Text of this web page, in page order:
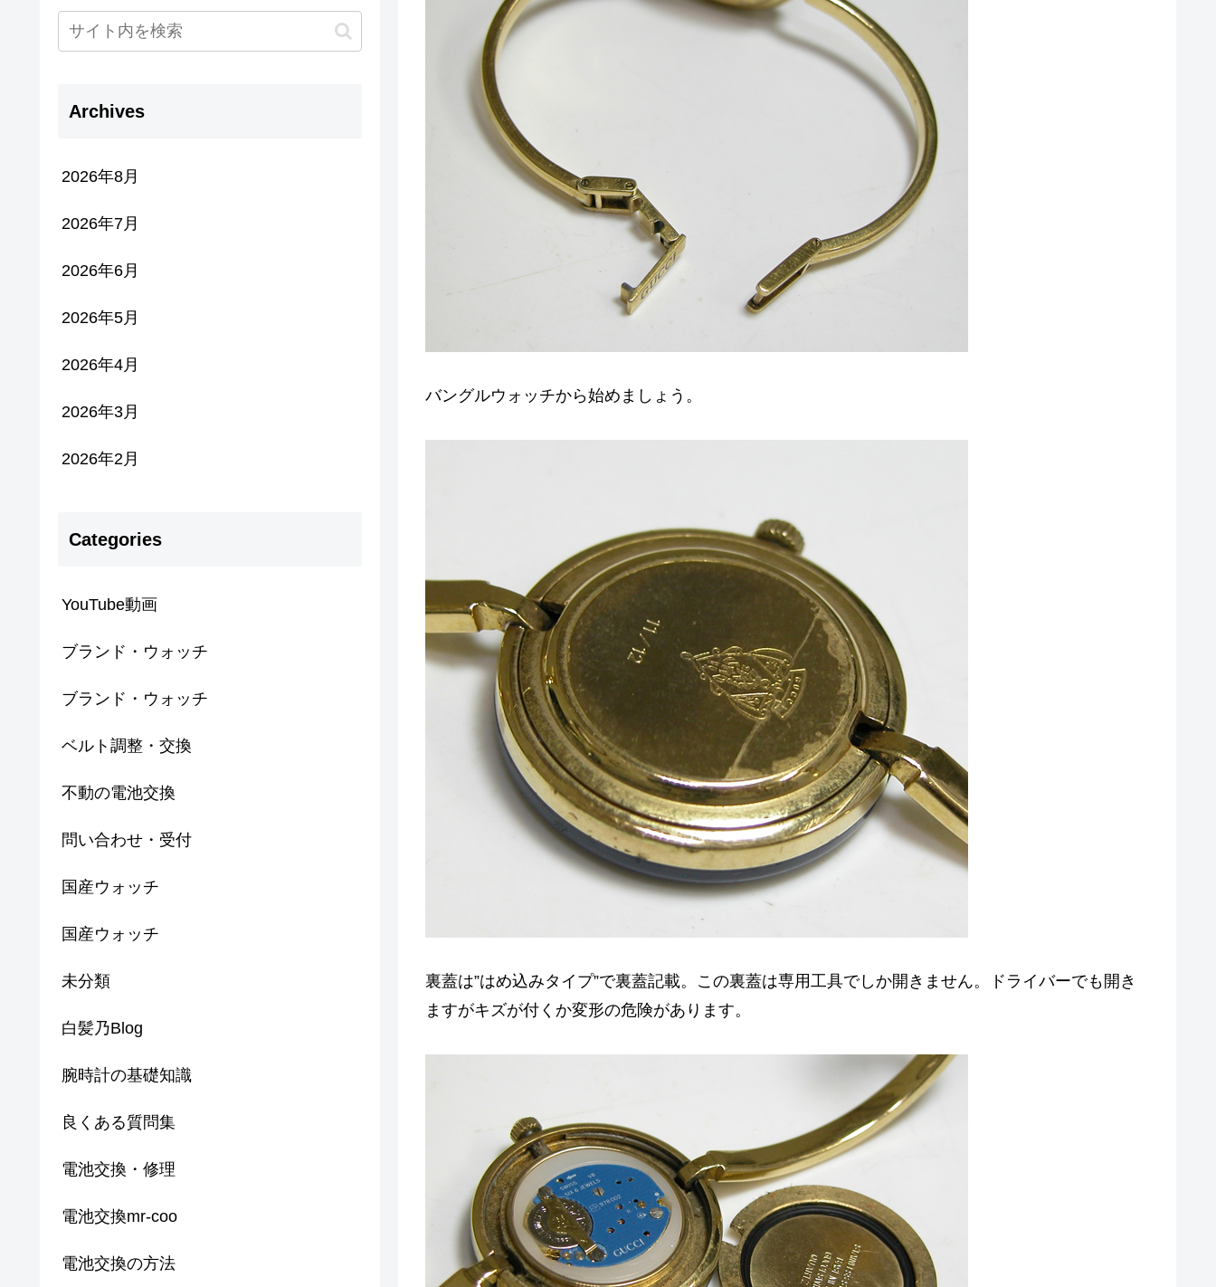
バングルウォッチから始めましょう。
裏蓋は”はめ込みタイプ”で裏蓋記載。この裏蓋は専用工具でしか開きません。ドライバーでも開き
ますがキズが付くか変形の危険があります。
Archives
2026年8月
2026年7月
2026年6月
2026年5月
2026年4月
2026年3月
2026年2月
Categories
YouTube動画
ブランド・ウォッチ
ブランド・ウォッチ
ベルト調整・交換
不動の電池交換
問い合わせ・受付
国産ウォッチ
国産ウォッチ
未分類
白髪乃Blog
腕時計の基礎知識
良くある質問集
電池交換・修理
電池交換mr-coo
電池交換の方法